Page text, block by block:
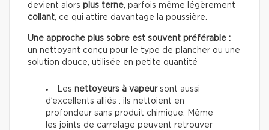
devient alors plus terne , parfois même légèrement
collant , ce qui attire davantage la poussière.
Une approche plus sobre est souvent préférable :
un nettoyant conçu pour le type de plancher ou une
solution douce, utilisée en petite quantité
Les nettoyeurs à vapeursont aussi
d’excellents alliés : ils nettoient en
profondeur sans produit chimique. Même
les joints de carrelage peuvent retrouver